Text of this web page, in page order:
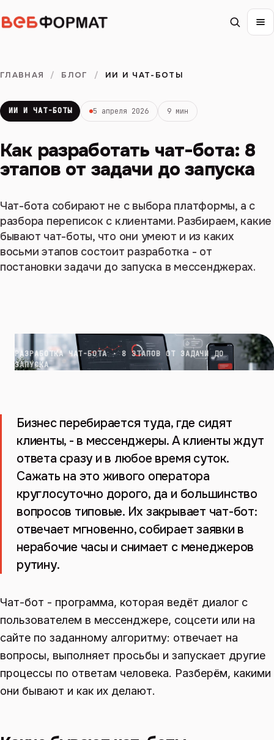
ГЛАВНАЯ / БЛОГ / ИИ И ЧАТ-БОТЫ
ИИ И ЧАТ-БОТЫ 5 апреля 2026 9 мин
Как разработать чат-бота: 8
этапов от задачи до запуска
Чат-бота собирают не с выбора платформы, а с
разбора переписок с клиентами. Разбираем, какие
бывают чат-боты, что они умеют и из каких
восьми этапов состоит разработка - от
постановки задачи до запуска в мессенджерах.
РАЗРАБОТКА ЧАТ-БОТА · 8 ЭТАПОВ ОТ ЗАДАЧИ ДО
ЗАПУСКА
Бизнес перебирается туда, где сидят
клиенты, - в мессенджеры. А клиенты ждут
ответа сразу и в любое время суток.
Сажать на это живого оператора
круглосуточно дорого, да и большинство
вопросов типовые. Их закрывает чат-бот:
отвечает мгновенно, собирает заявки в
нерабочие часы и снимает с менеджеров
рутину.
Чат-бот - программа, которая ведёт диалог с
пользователем в мессенджере, соцсети или на
сайте по заданному алгоритму: отвечает на
вопросы, выполняет просьбы и запускает другие
процессы по ответам человека. Разберём, какими
они бывают и как их делают.